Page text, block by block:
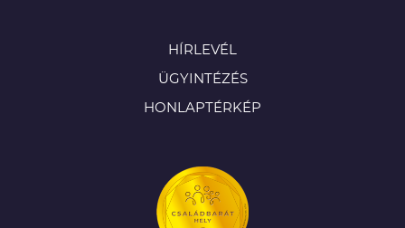
HÍRLEVÉL
ÜGYINTÉZÉS
HONLAPTÉRKÉP